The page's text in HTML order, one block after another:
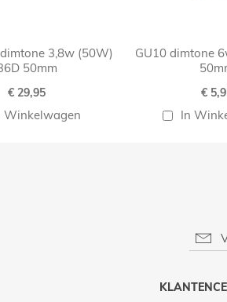
3,8w (50W)
50mm
€ 29,95
Winkelwagen
GU10 dimtone
€
In